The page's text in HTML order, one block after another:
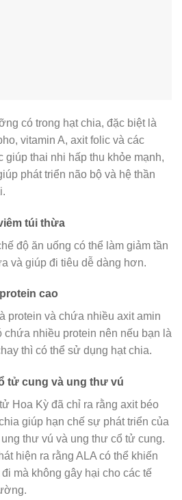
có trong hạt chia, đặc biệt là
vitamin A, axit folic và các
thai nhi hấp thu khỏe mạnh,
phát triển não bộ và hệ thần
túi thừa
độ ăn uống có thể làm giảm tần
và giúp đi tiêu dễ dàng hơn.
cao
protein và chứa nhiều axit amin
chứa nhiều protein nên nếu bạn là
thì có thể sử dụng hạt chia.
tử cung và ung thư vú
Hoa Kỳ đã chỉ ra rằng axit béo
giúp hạn chế sự phát triển của
thư vú và ung thư cổ tử cung.
hiện ra rằng ALA có thể khiến
mà không gây hại cho các tế